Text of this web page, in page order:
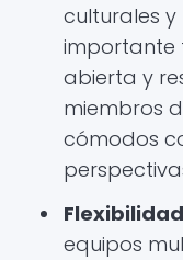
culturales y
importante
abierta y
miembros
cómodos
equipos